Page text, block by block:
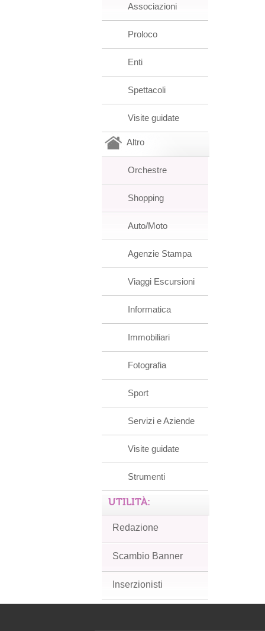
Associazioni
Proloco
Enti
Spettacoli
Visite guidate
Altro
Orchestre
Shopping
Auto/Moto
Agenzie Stampa
Viaggi Escursioni
Informatica
Immobiliari
Fotografia
Sport
Servizi e Aziende
Visite guidate
Strumenti
UTILITÀ:
Redazione
Scambio Banner
Inserzionisti